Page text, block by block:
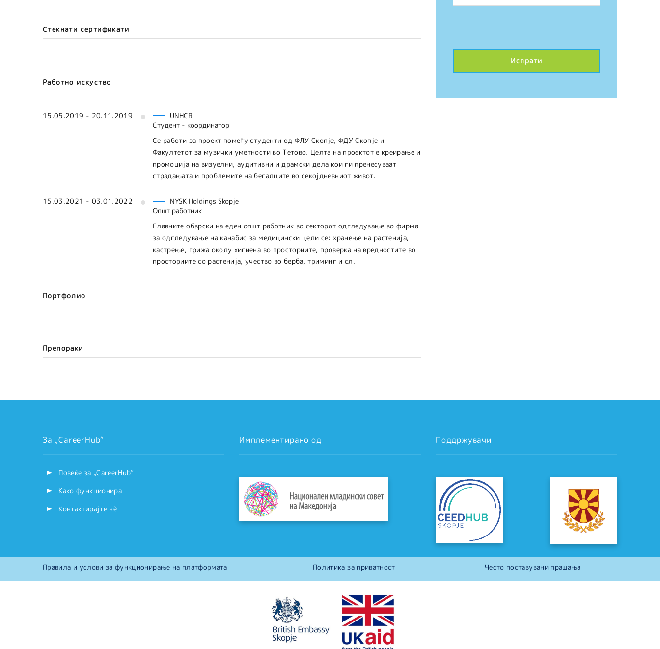
Стекнати сертификати
Работно искуство
15.05.2019 - 20.11.2019
UNHCR
Студент - координатор
Се работи за проект помеѓу студенти од ФЛУ Скопје, ФДУ Скопје и
Факултетот за музички уметности во Тетово. Целта на проектот е креирање и
промоција на визуелни, аудитивни и драмски дела кои ги пренесуваат
страдањата и проблемите на бегалците во секојдневниот живот.
15.03.2021 - 03.01.2022
NYSK Holdings Skopje
Општ работник
Главните обврски на еден општ работник во секторот одгледување во фирма
за одгледување на канабис за медицински цели се: хранење на растенија,
кастрење, грижа околу хигиена во просториите, проверка на вредностите во
просториите со растенија, учество во берба, триминг и сл.
Портфолио
Препораки
За „CareerHub“
Повеќе за „CareerHub“
Како функционира
Контактирајте нѐ
Имплементирано од Поддржувачи
Правила и услови за функционирање на платформата Политика за приватност Често поставувани прашања